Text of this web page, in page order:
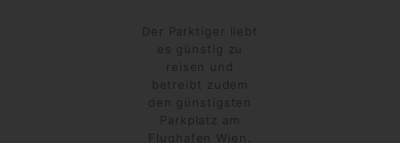
Der Parktiger liebt
es günstig zu
reisen und
betreibt zudem
den günstigsten
Parkplatz am
Flughafen Wien.